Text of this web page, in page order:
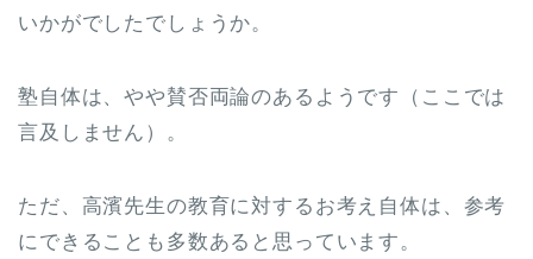
いかがでしたでしょうか。
塾自体は、やや賛否両論のあるようです（ここでは
言及しません）。
ただ、高濱先生の教育に対するお考え自体は、参考
にできることも多数あると思っています。